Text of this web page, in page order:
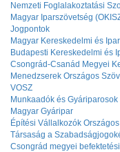
Nemzeti Foglalakoztatási
Magyar Iparszövetség
Jogpontok
Magyar Kereskedelmi és
Budapesti Kereskedelmi és
Csongrád-Csanád Megyei
Menedzserek Országos
VOSZ
Munkaadók és
Magyar Gyáripar
Építési Vállalkozók
Társaság a
Csongrád megyei